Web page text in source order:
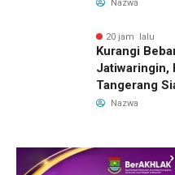
Nazwa
20 jam lalu
Kurangi
Jatiwaringin,
Tangerang
Baru di
Nazwa